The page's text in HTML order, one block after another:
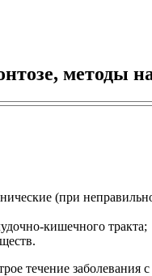
методы
(при
кишечного тракта;
течение